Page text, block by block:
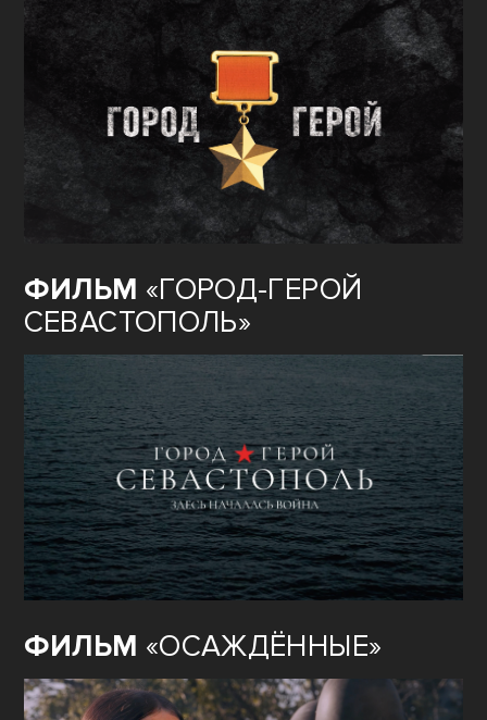
ФИЛЬМ «ГОРОД-ГЕРОЙ
СЕВАСТОПОЛЬ»
ФИЛЬМ «ОСАЖДЁННЫЕ»